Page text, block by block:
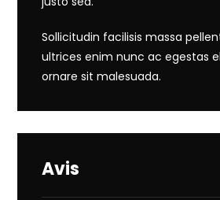
Sollicitudin facilisis massa
ultrices enim nunc ac egestas
ornare sit malesuada.
Avis